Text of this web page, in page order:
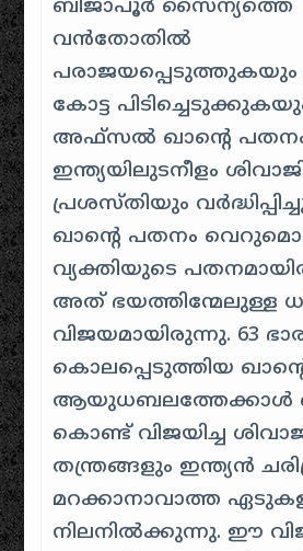
ബിജാപൂർ സൈന്യത്തെ
വൻതോതിൽ
കോട്ട
അഫ്സൽ ഖാൻ്റെ
ഇന്ത്യയിലുടനീളം
പ്രശസ്തിയും
ഖാന്റെ പതനം
വ്യക്തിയുടെ
അത് ഭയത്തിന്മേലുള്ള
വിജയമായിരുന്നു. 63
കൊലപ്പെടുത്തിയ
ആയുധബലത്തേക്കാൾ
കൊണ്ട് വിജയിച്ച
തന്ത്രങ്ങളും ഇന്ത്യൻ
മറക്കാനാവാത്ത
നിലനിൽക്കുന്നു. ഈ